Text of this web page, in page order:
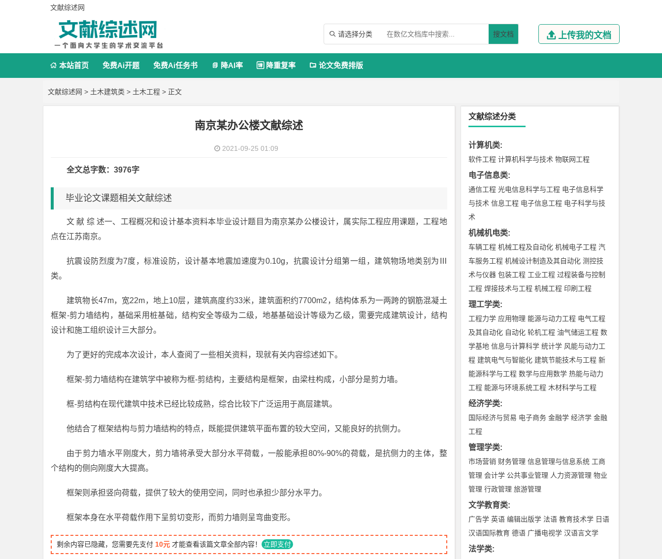
文献综述网
 请选择分类 搜文档  上传我的文档
 本站首页 免费Ai开题 免费Ai任务书  降AI率  降重复率  论文免费排版
文献综述网 > 土木建筑类 > 土木工程 > 正文
南京某办公楼文献综述
2021-09-25 01:09
全文总字数：3976字
毕业论文课题相关文献综述
文 献 综 述一、工程概况和设计基本资料本毕业设计题目为南京某办公楼设计，属实际工程应用课题，工程地
点在江苏南京。
抗震设防烈度为7度，标准设防，设计基本地震加速度为0.10g，抗震设计分组第一组，建筑物场地类别为Ⅲ
类。
建筑物长47m，宽22m，地上10层，建筑高度约33米，建筑面积约7700m2，结构体系为一两跨的钢筋混凝土
框架-剪力墙结构，基础采用桩基础，结构安全等级为二级，地基基础设计等级为乙级，需要完成建筑设计，结构
设计和施工组织设计三大部分。
为了更好的完成本次设计，本人查阅了一些相关资料，现就有关内容综述如下。
框架-剪力墙结构在建筑学中被称为框-剪结构，主要结构是框架，由梁柱构成，小部分是剪力墙。
框-剪结构在现代建筑中技术已经比较成熟，综合比较下广泛运用于高层建筑。
他结合了框架结构与剪力墙结构的特点，既能提供建筑平面布置的较大空间，又能良好的抗侧力。
由于剪力墙水平刚度大，剪力墙将承受大部分水平荷载，一般能承担80%-90%的荷载，是抗侧力的主体，整
个结构的侧向刚度大大提高。
框架则承担竖向荷载，提供了较大的使用空间，同时也承担少部分水平力。
框架本身在水平荷载作用下呈剪切变形，而剪力墙则呈弯曲变形。
剩余内容已隐藏，您需要先支付 10元 才能查看该篇文章全部内容！ 立即支付
文献综述分类
计算机类:
软件工程 计算机科学与技术 物联网工程
电子信息类:
通信工程 光电信息科学与工程 电子信息科学
与技术 信息工程 电子信息工程 电子科学与技
术
机械机电类:
车辆工程 机械工程及自动化 机械电子工程 汽
车服务工程 机械设计制造及其自动化 测控技
术与仪器 包装工程 工业工程 过程装备与控制
工程 焊接技术与工程 机械工程 印刷工程
理工学类:
工程力学 应用物理 能源与动力工程 电气工程
及其自动化 自动化 轮机工程 油气储运工程 数
学基地 信息与计算科学 统计学 风能与动力工
程 建筑电气与智能化 建筑节能技术与工程 新
能源科学与工程 数学与应用数学 热能与动力
工程 能源与环境系统工程 木材科学与工程
经济学类:
国际经济与贸易 电子商务 金融学 经济学 金融
工程
管理学类:
市场营销 财务管理 信息管理与信息系统 工商
管理 会计学 公共事业管理 人力资源管理 物业
管理 行政管理 旅游管理
文学教育类:
广告学 英语 编辑出版学 法语 教育技术学 日语
汉语国际教育 德语 广播电视学 汉语言文学
法学类: